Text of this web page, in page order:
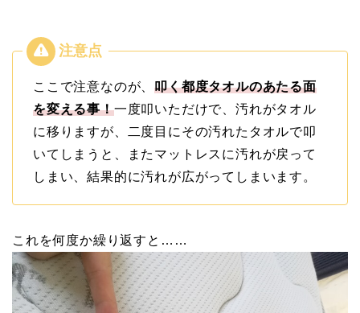
ここで注意なのが、叩く都度タオルのあたる面
を変える事！一度叩いただけで、汚れがタオル
に移りますが、二度目にその汚れたタオルで叩
いてしまうと、またマットレスに汚れが戻って
しまい、結果的に汚れが広がってしまいます。
これを何度か繰り返すと……